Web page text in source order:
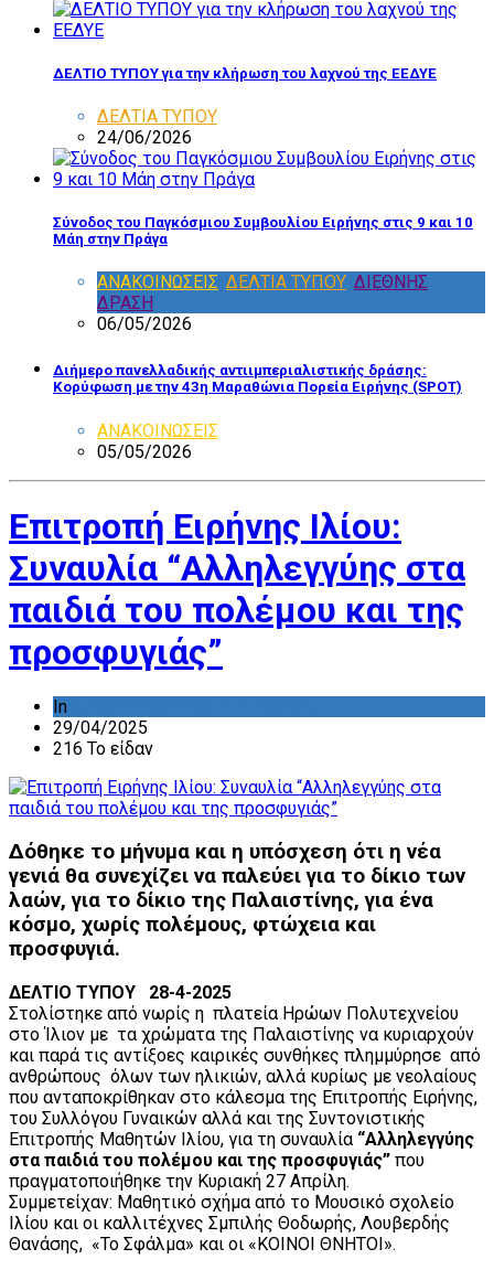
ΔΕΛΤΙΟ ΤΥΠΟΥ για την κλήρωση του λαχνού της ΕΕΔΥΕ
ΔΕΛΤΙΑ ΤΥΠΟΥ
24/06/2026
Σύνοδος του Παγκόσμιου Συμβουλίου Ειρήνης στις 9 και 10
Μάη στην Πράγα
ΑΝΑΚΟΙΝΩΣΕΙΣ ΔΕΛΤΙΑ ΤΥΠΟΥ ΔΙΕΘΝΗΣ
ΔΡΑΣΗ
06/05/2026
Διήμερο πανελλαδικής αντιιμπεριαλιστικής δράσης:
Κορύφωση με την 43η Μαραθώνια Πορεία Ειρήνης (SPOT)
ΑΝΑΚΟΙΝΩΣΕΙΣ
05/05/2026
Επιτροπή Ειρήνης Ιλίου:
Συναυλία “Αλληλεγγύης στα
παιδιά του πολέμου και της
προσφυγιάς”
In
29/04/2025
216 Το είδαν
Δόθηκε το μήνυμα και η υπόσχεση ότι η νέα
γενιά θα συνεχίζει να παλεύει για το δίκιο των
λαών, για το δίκιο της Παλαιστίνης, για ένα
κόσμο, χωρίς πολέμους, φτώχεια και
προσφυγιά.
ΔΕΛΤΙΟ ΤΥΠΟΥ 28-4-2025
Στολίστηκε από νωρίς η πλατεία Ηρώων Πολυτεχνείου
στο Ίλιον με τα χρώματα της Παλαιστίνης να κυριαρχούν
και παρά τις αντίξοες καιρικές συνθήκες πλημμύρησε από
ανθρώπους όλων των ηλικιών, αλλά κυρίως με νεολαίους
που ανταποκρίθηκαν στο κάλεσμα της Επιτροπής Ειρήνης,
του Συλλόγου Γυναικών αλλά και της Συντονιστικής
Επιτροπής Μαθητών Ιλίου, για τη συναυλία “Αλληλεγγύης
στα παιδιά του πολέμου και της προσφυγιάς” που
πραγματοποιήθηκε την Κυριακή 27 Απρίλη.
Συμμετείχαν: Μαθητικό σχήμα από το Μουσικό σχολείο
Ιλίου και οι καλλιτέχνες Σμπιλής Θοδωρής, Λουβερδής
Θανάσης, «Το Σφάλμα» και οι «ΚΟΙΝΟΙ ΘΝΗΤΟΙ».